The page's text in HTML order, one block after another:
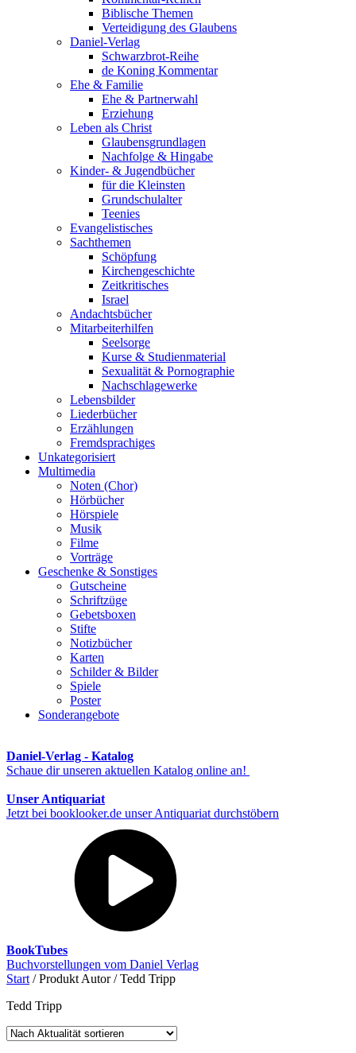
Biblische Themen
Verteidigung des Glaubens
Daniel-Verlag
Schwarzbrot-Reihe
de Koning Kommentar
Ehe & Familie
Ehe & Partnerwahl
Erziehung
Leben als Christ
Glaubensgrundlagen
Nachfolge & Hingabe
Kinder- & Jugendbücher
für die Kleinsten
Grundschulalter
Teenies
Evangelistisches
Sachthemen
Schöpfung
Kirchengeschichte
Zeitkritisches
Israel
Andachtsbücher
Mitarbeiterhilfen
Seelsorge
Kurse & Studienmaterial
Sexualität & Pornographie
Nachschlagewerke
Lebensbilder
Liederbücher
Erzählungen
Fremdsprachiges
Unkategorisiert
Multimedia
Noten (Chor)
Hörbücher
Hörspiele
Musik
Filme
Vorträge
Geschenke & Sonstiges
Gutscheine
Schriftzüge
Gebetsboxen
Stifte
Notizbücher
Karten
Schilder & Bilder
Spiele
Poster
Sonderangebote
Daniel-Verlag - Katalog
Schaue dir unseren aktuellen Katalog online an!
Unser Antiquariat
Jetzt bei booklooker.de unser Antiquariat durchstöbern
BookTubes
Buchvorstellungen vom Daniel Verlag
Start / Produkt Autor / Tedd Tripp
Tedd Tripp